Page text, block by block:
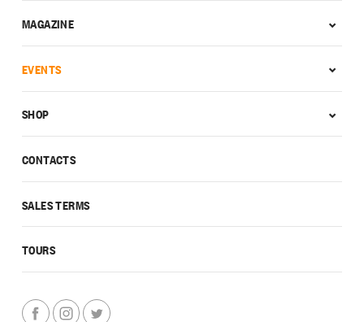
CONTACTS
SALES TERMS
TOURS
MAGAZINE
EVENTS
SHOP